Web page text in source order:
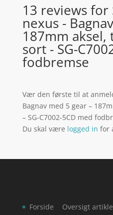
13 reviews for
nexus -
187mm aksel,
sort - SG-
fodbremse
Vær den første til at
Bagnav med 5 gear –
– SG-C7002-5CD med
Du skal være logged in for
Forside
Oversigt